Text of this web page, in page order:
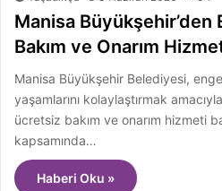
Manisa
Bakım ve Onarım
Manisa Büyükşehir Belediyesi,
yaşamlarını kolaylaştırmak
ücretsiz bakım ve onarım hizmeti
kapsamında…
Haberi Oku »